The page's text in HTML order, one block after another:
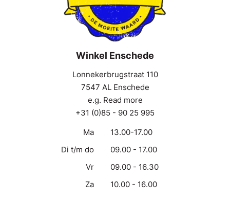
Winkel Enschede
Lonnekerbrugstraat 110
7547 AL Enschede
e.g. Read more
+31 (0)85 - 90 25 995
Ma
13.00-17.00
Di t/m do
09.00 - 17.00
Vr
09.00 - 16.30
Za
10.00 - 16.00